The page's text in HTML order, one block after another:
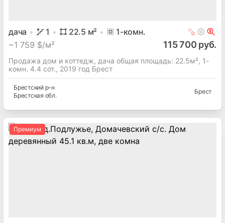
дача 1 22.5 м² 1-комн.
~1 759 $/м² 115 700 руб.
Продажа дом и коттедж, дача общая площадь: 22.5м², 1-
комн. 4.4 сот., 2019 год Брест
Брестскийр-н
Брестская обл.
Брест
Премиум